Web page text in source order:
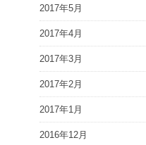
2017年5月
2017年4月
2017年3月
2017年2月
2017年1月
2016年12月